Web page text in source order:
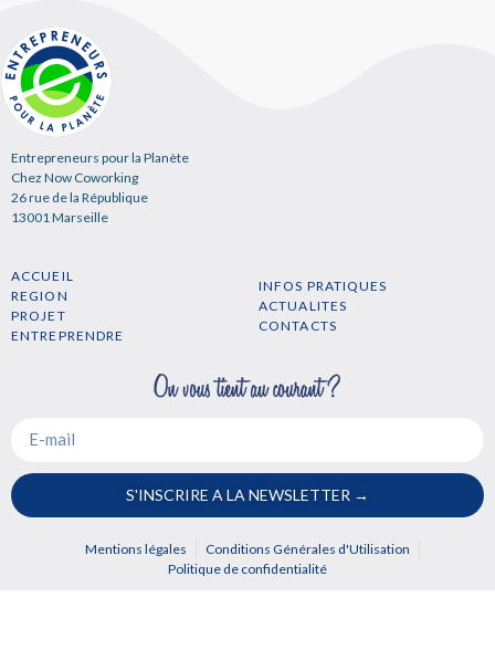
Entrepreneurs pour la Planète
Chez Now Coworking
26 rue de la République
13001 Marseille
ACCUEIL
REGION
PROJET
ENTREPRENDRE
INFOS PRATIQUES
ACTUALITES
CONTACTS
S'INSCRIRE A LA NEWSLETTER →
Mentions légales
Conditions Générales d'Utilisation
Politique de confidentialité